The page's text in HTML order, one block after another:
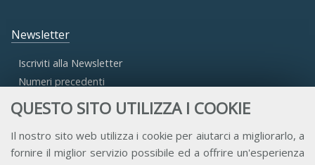
QUESTO SITO UTILIZZA I COOKIE
Il nostro sito web utilizza i cookie per aiutarci a migliorarlo, a
fornire il miglior servizio possibile ed a offrire un'esperienza
Newsletter
Iscriviti alla Newsletter
Numeri precedenti
Accesso Aderenti